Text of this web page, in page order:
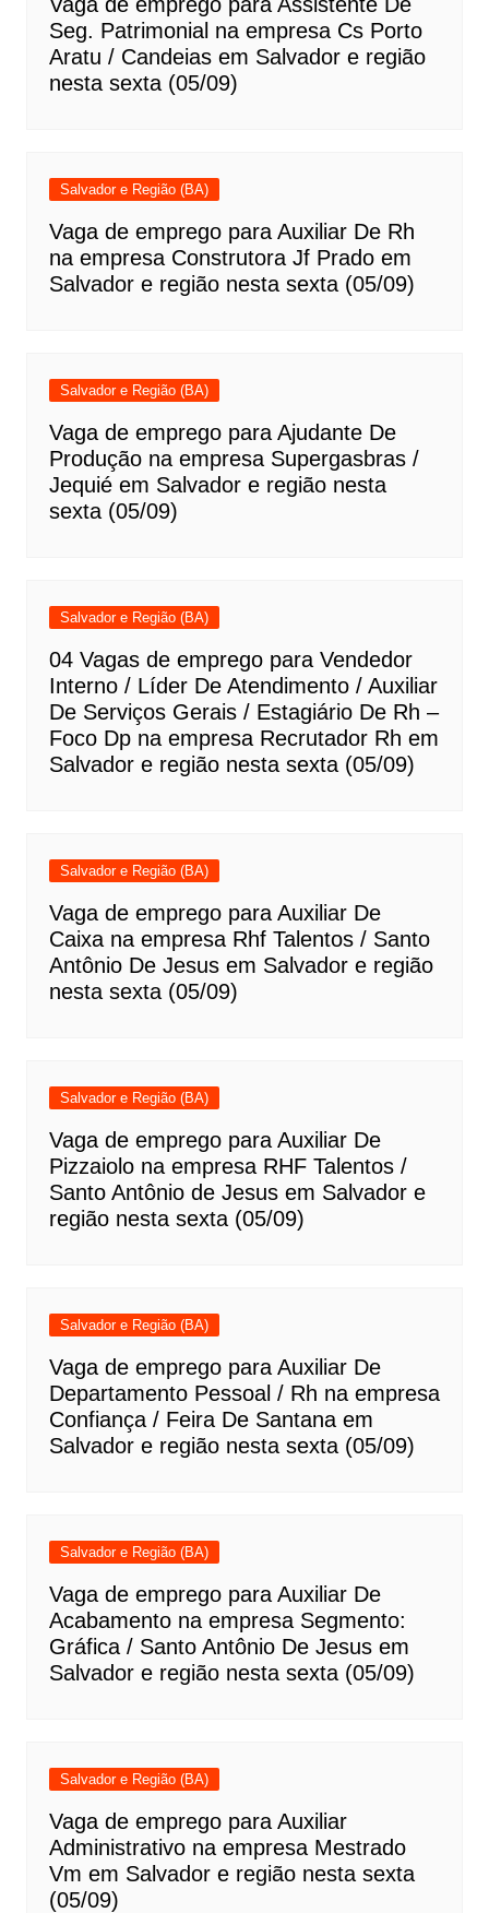
Seg. Patrimonial na empresa Cs Porto
Aratu / Candeias em Salvador e região
nesta sexta (05/09)
Salvador e Região (BA)
Vaga de emprego para Auxiliar De Rh
na empresa Construtora Jf Prado em
Salvador e região nesta sexta (05/09)
Salvador e Região (BA)
Vaga de emprego para Ajudante De
Produção na empresa Supergasbras /
Jequié em Salvador e região nesta
sexta (05/09)
Salvador e Região (BA)
04 Vagas de emprego para Vendedor
Interno / Líder De Atendimento / Auxiliar
De Serviços Gerais / Estagiário De Rh –
Foco Dp na empresa Recrutador Rh em
Salvador e região nesta sexta (05/09)
Salvador e Região (BA)
Vaga de emprego para Auxiliar De
Caixa na empresa Rhf Talentos / Santo
Antônio De Jesus em Salvador e região
nesta sexta (05/09)
Salvador e Região (BA)
Vaga de emprego para Auxiliar De
Pizzaiolo na empresa RHF Talentos /
Santo Antônio de Jesus em Salvador e
região nesta sexta (05/09)
Salvador e Região (BA)
Vaga de emprego para Auxiliar De
Departamento Pessoal / Rh na empresa
Confiança / Feira De Santana em
Salvador e região nesta sexta (05/09)
Salvador e Região (BA)
Vaga de emprego para Auxiliar De
Acabamento na empresa Segmento:
Gráfica / Santo Antônio De Jesus em
Salvador e região nesta sexta (05/09)
Salvador e Região (BA)
Vaga de emprego para Auxiliar
Administrativo na empresa Mestrado
Vm em Salvador e região nesta sexta
(05/09)